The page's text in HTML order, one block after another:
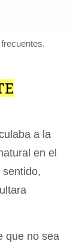
a la
en el
que no sea